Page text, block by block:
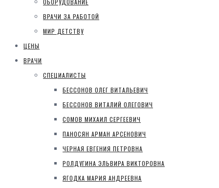
ОБОРУДОВАНИЕ
ВРАЧИ ЗА РАБОТОЙ
МИР ДЕТСТВУ
ЦЕНЫ
ВРАЧИ
СПЕЦИАЛИСТЫ
БЕССОНОВ ОЛЕГ ВИТАЛЬЕВИЧ
БЕССОНОВ ВИТАЛИЙ ОЛЕГОВИЧ
СОМОВ МИХАИЛ СЕРГЕЕВИЧ
ПАНОСЯН АРМАН АРСЕНОВИЧ
ЧЕРНАЯ ЕВГЕНИЯ ПЕТРОВНА
РОЛДУГИНА ЭЛЬВИРА ВИКТОРОВНА
ЯГОДКА МАРИЯ АНДРЕЕВНА